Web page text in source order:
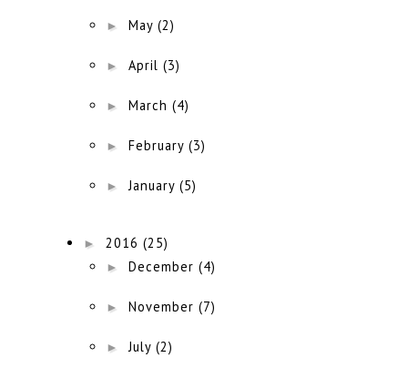
►May(2)
►April(3)
►March(4)
►February(3)
►January(5)
►2016(25)
►December(4)
►November(7)
►July(2)